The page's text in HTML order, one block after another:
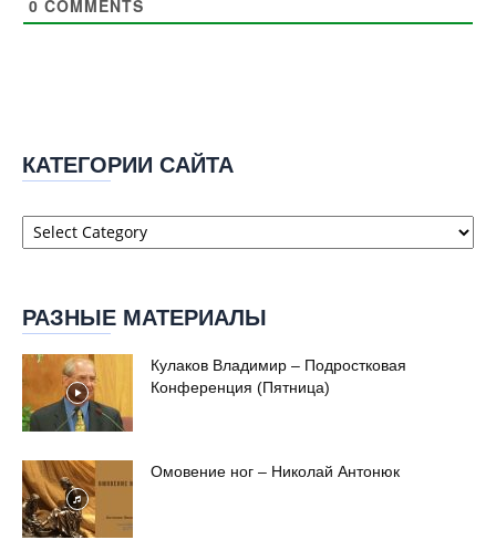
0 COMMENTS
КАТЕГОРИИ САЙТА
Категории
сайта
РАЗНЫЕ МАТЕРИАЛЫ
Кулаков Владимир – Подростковая
Конференция (Пятница)
Омовение ног – Николай Антонюк